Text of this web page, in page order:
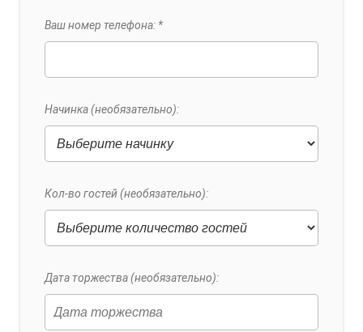
Ваш номер телефона: *
Начинка (необязательно):
Кол-во гостей (необязательно):
Дата торжества (необязательно):